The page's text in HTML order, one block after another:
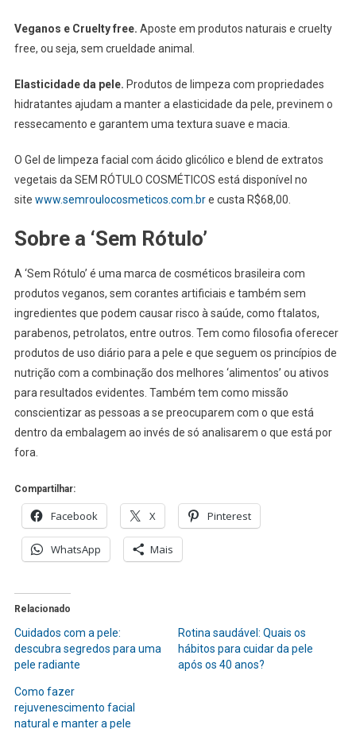
Veganos e Cruelty free. Aposte em produtos naturais e cruelty
free, ou seja, sem crueldade animal.
Elasticidade da pele. Produtos de limpeza com propriedades
hidratantes ajudam a manter a elasticidade da pele, previnem o
ressecamento e garantem uma textura suave e macia.
O Gel de limpeza facial com ácido glicólico e blend de extratos
vegetais da SEM RÓTULO COSMÉTICOS está disponível no
site www.semroulocosmeticos.com.bre custa R$68,00.
Sobre a ‘Sem Rótulo’
A ‘Sem Rótulo’ é uma marca de cosméticos brasileira com
produtos veganos, sem corantes artificiais e também sem
ingredientes que podem causar risco à saúde, como ftalatos,
parabenos, petrolatos, entre outros. Tem como filosofia oferecer
produtos de uso diário para a pele e que seguem os princípios de
nutrição com a combinação dos melhores ‘alimentos’ ou ativos
para resultados evidentes. Também tem como missão
conscientizar as pessoas a se preocuparem com o que está
dentro da embalagem ao invés de só analisarem o que está por
fora.
Compartilhar:
Facebook X Pinterest
WhatsApp Mais
Relacionado
Cuidados com a pele:
descubra segredos para uma
pele radiante
Rotina saudável: Quais os
hábitos para cuidar da pele
após os 40 anos?
Como fazer
rejuvenescimento facial
natural e manter a pele